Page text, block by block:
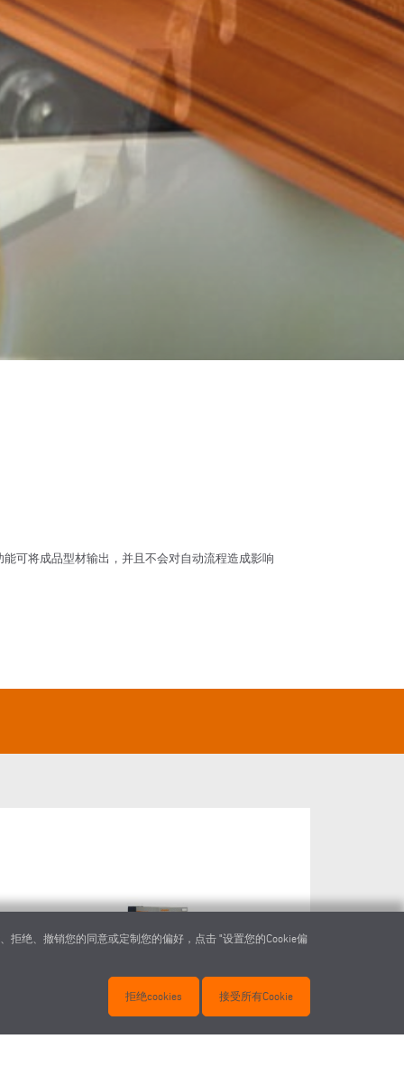
可将成品型材输出，并且不会对自动流程造成影响
拒绝、撤销您的同意或定制您的偏好，点击 "设置您的Cookie偏
拒绝cookies 接受所有Cookie